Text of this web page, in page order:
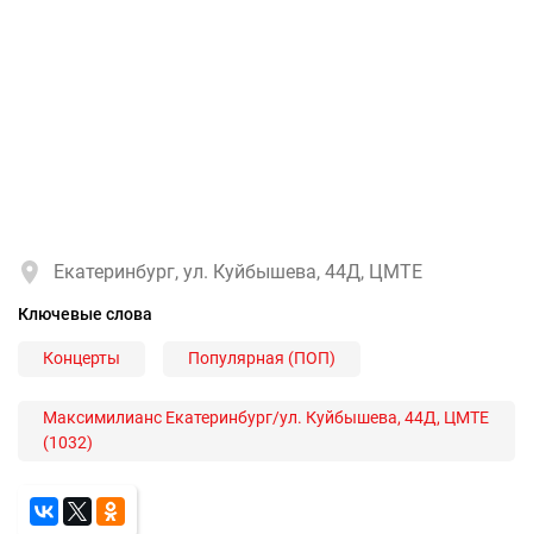
Екатеринбург, ул. Куйбышева, 44Д, ЦМТЕ
Ключевые слова
Концерты Популярная (ПОП)
Максимилианс Екатеринбург/ул. Куйбышева, 44Д, ЦМТЕ
(1032)